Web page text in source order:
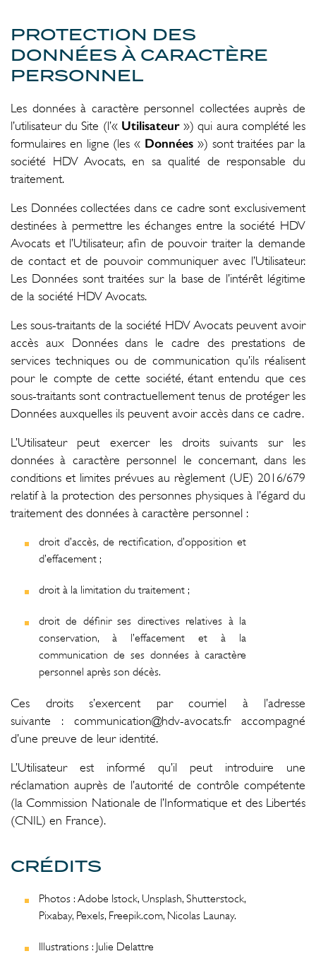
PROTECTION DES
DONNÉES À CARACTÈRE
PERSONNEL
Les données à caractère personnel collectées auprès de
l’utilisateur du Site (l’« Utilisateur») qui aura complété les
formulaires en ligne (les « Données ») sont traitées par la
société HDV Avocats, en sa qualité de responsable du
traitement.
Les Données collectées dans ce cadre sont exclusivement
destinées à permettre les échanges entre la société HDV
Avocats et l’Utilisateur, afin de pouvoir traiter la demande
de contact et de pouvoir communiquer avec l’Utilisateur.
Les Données sont traitées sur la base de l’intérêt légitime
de la société HDV Avocats.
Les sous-traitants de la société HDV Avocats peuvent avoir
accès aux Données dans le cadre des prestations de
services techniques ou de communication qu’ils réalisent
pour le compte de cette société, étant entendu que ces
sous-traitants sont contractuellement tenus de protéger les
Données auxquelles ils peuvent avoir accès dans ce cadre.
L’Utilisateur peut exercer les droits suivants sur les
données à caractère personnel le concernant, dans les
conditions et limites prévues au règlement (UE) 2016/679
relatif à la protection des personnes physiques à l’égard du
traitement des données à caractère personnel :
droit d’accès, de rectification, d’opposition et
d’effacement ;
droit à la limitation du traitement ;
droit de définir ses directives relatives à la
conservation, à l’effacement et à la
communication de ses données à caractère
personnel après son décès.
Ces droits s’exercent par courriel à l’adresse
suivante : communication@hdv-avocats.fr accompagné
d’une preuve de leur identité.
L’Utilisateur est informé qu’il peut introduire une
réclamation auprès de l’autorité de contrôle compétente
(la Commission Nationale de l’Informatique et des Libertés
(CNIL) en France).
CRÉDITS
Photos : Adobe Istock, Unsplash, Shutterstock,
Pixabay, Pexels, Freepik.com, Nicolas Launay.
Illustrations : Julie Delattre